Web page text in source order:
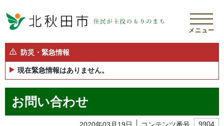
メニュー
防災・緊急情報
現在緊急情報はありません。
お問い合わせ
2020年03月19日 コンテンツ番号 9904